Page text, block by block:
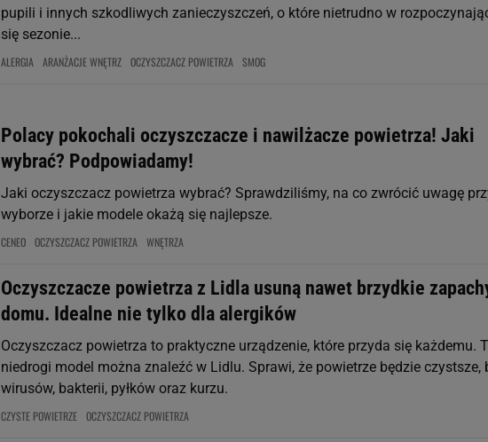
pupili i innych szkodliwych zanieczyszczeń, o które nietrudno w
się sezonie...
ALERGIA ARANŻACJE WNĘTRZ OCZYSZCZACZ POWIETRZA SMOG
Polacy pokochali oczyszczacze i nawilżacze powietrza! Jaki
wybrać? Podpowiadamy!
Jaki oczyszczacz powietrza wybrać? Sprawdziliśmy, na co zwrócić uwagę
wyborze i jakie modele okażą się najlepsze.
CENEO OCZYSZCZACZ POWIETRZA WNĘTRZA
Oczyszczacze powietrza z Lidla usuną nawet brzydkie
domu. Idealne nie tylko dla alergików
Oczyszczacz powietrza to praktyczne urządzenie, które przyda się każdemu.
niedrogi model można znaleźć w Lidlu. Sprawi, że powietrze będzie czystsze,
wirusów, bakterii, pyłków oraz kurzu.
CZYSTE POWIETRZE OCZYSZCZACZ POWIETRZA